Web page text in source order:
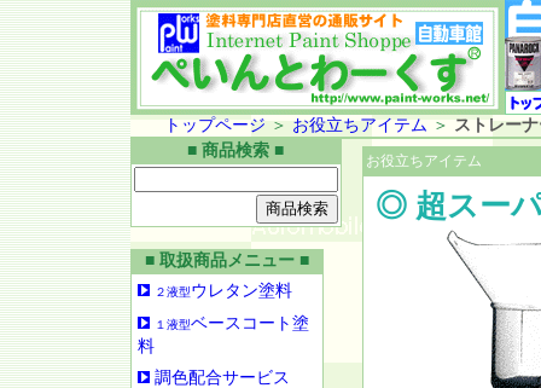
トップページ ＞ お役立ちアイテム ＞ ストレー
■ 商品検索 ■
■ 取扱商品メニュー ■
２液型ウレタン塗料
１液型ベースコート塗
料
調色配合サービス
お役立ちアイテム
◎ 超スー